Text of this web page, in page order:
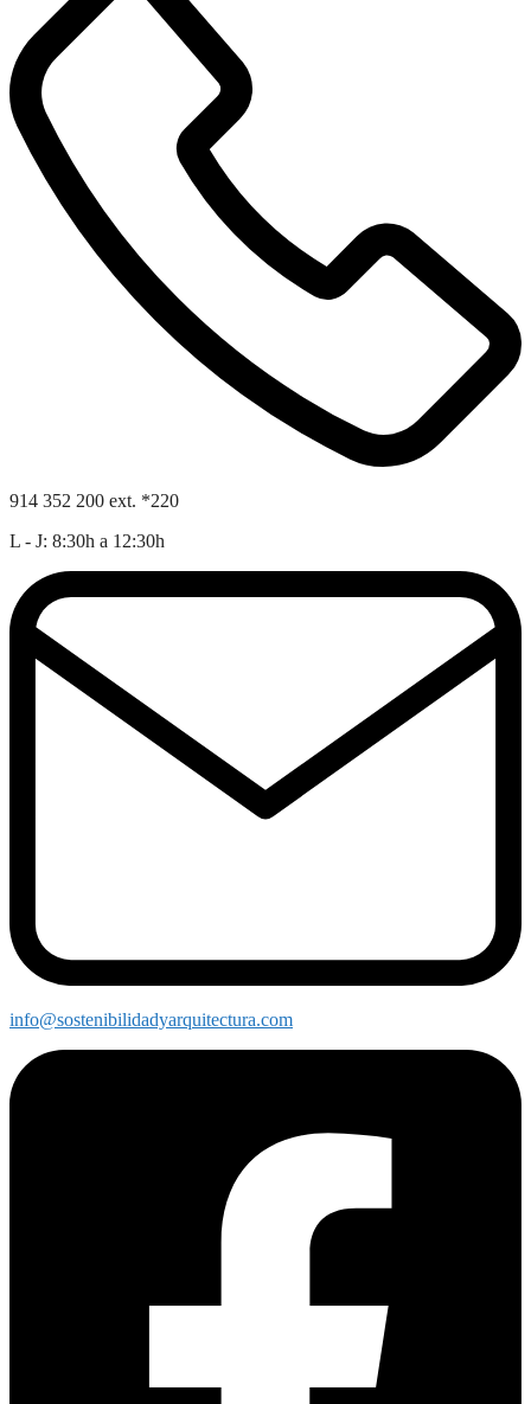
914 352 200 ext. *220
L - J: 8:30h a 12:30h
info@sostenibilidadyarquitectura.com